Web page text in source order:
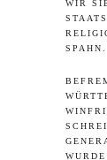
WIR
SPAHN.